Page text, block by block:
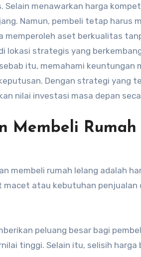
Selain menawarkan harga
Namun, pembeli tetap harus
memperoleh aset berkualitas
lokasi strategis yang
itu, memahami
Dengan strategi yang
nilai investasi masa depan
Membeli
membeli rumah lelang adalah
macet atau kebutuhan
peluang besar bagi
tinggi. Selain itu, selisih